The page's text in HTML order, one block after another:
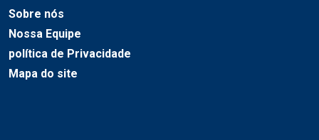
Sobre nós
Nossa Equipe
política de Privacidade
Mapa do site